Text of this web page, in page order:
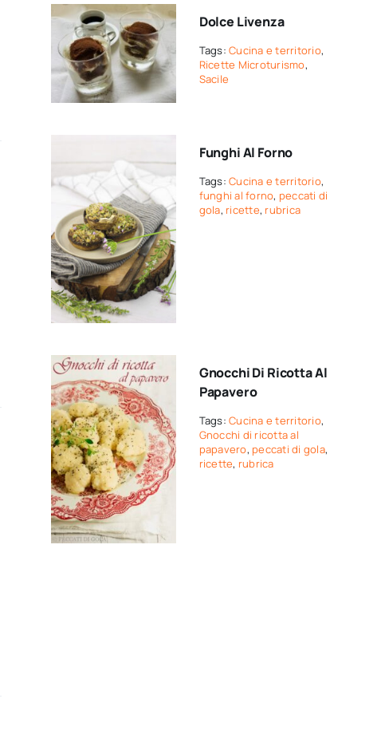
Dolce Livenza
Tags:Cucina e territorio,
Ricette Microturismo,
Sacile
Funghi Al Forno
Tags:Cucina e territorio,
funghi al forno, peccati di
gola, ricette, rubrica
Gnocchi Di Ricotta Al
Papavero
Tags:Cucina e territorio,
Gnocchi di ricotta al
papavero, peccati di gola,
ricette, rubrica